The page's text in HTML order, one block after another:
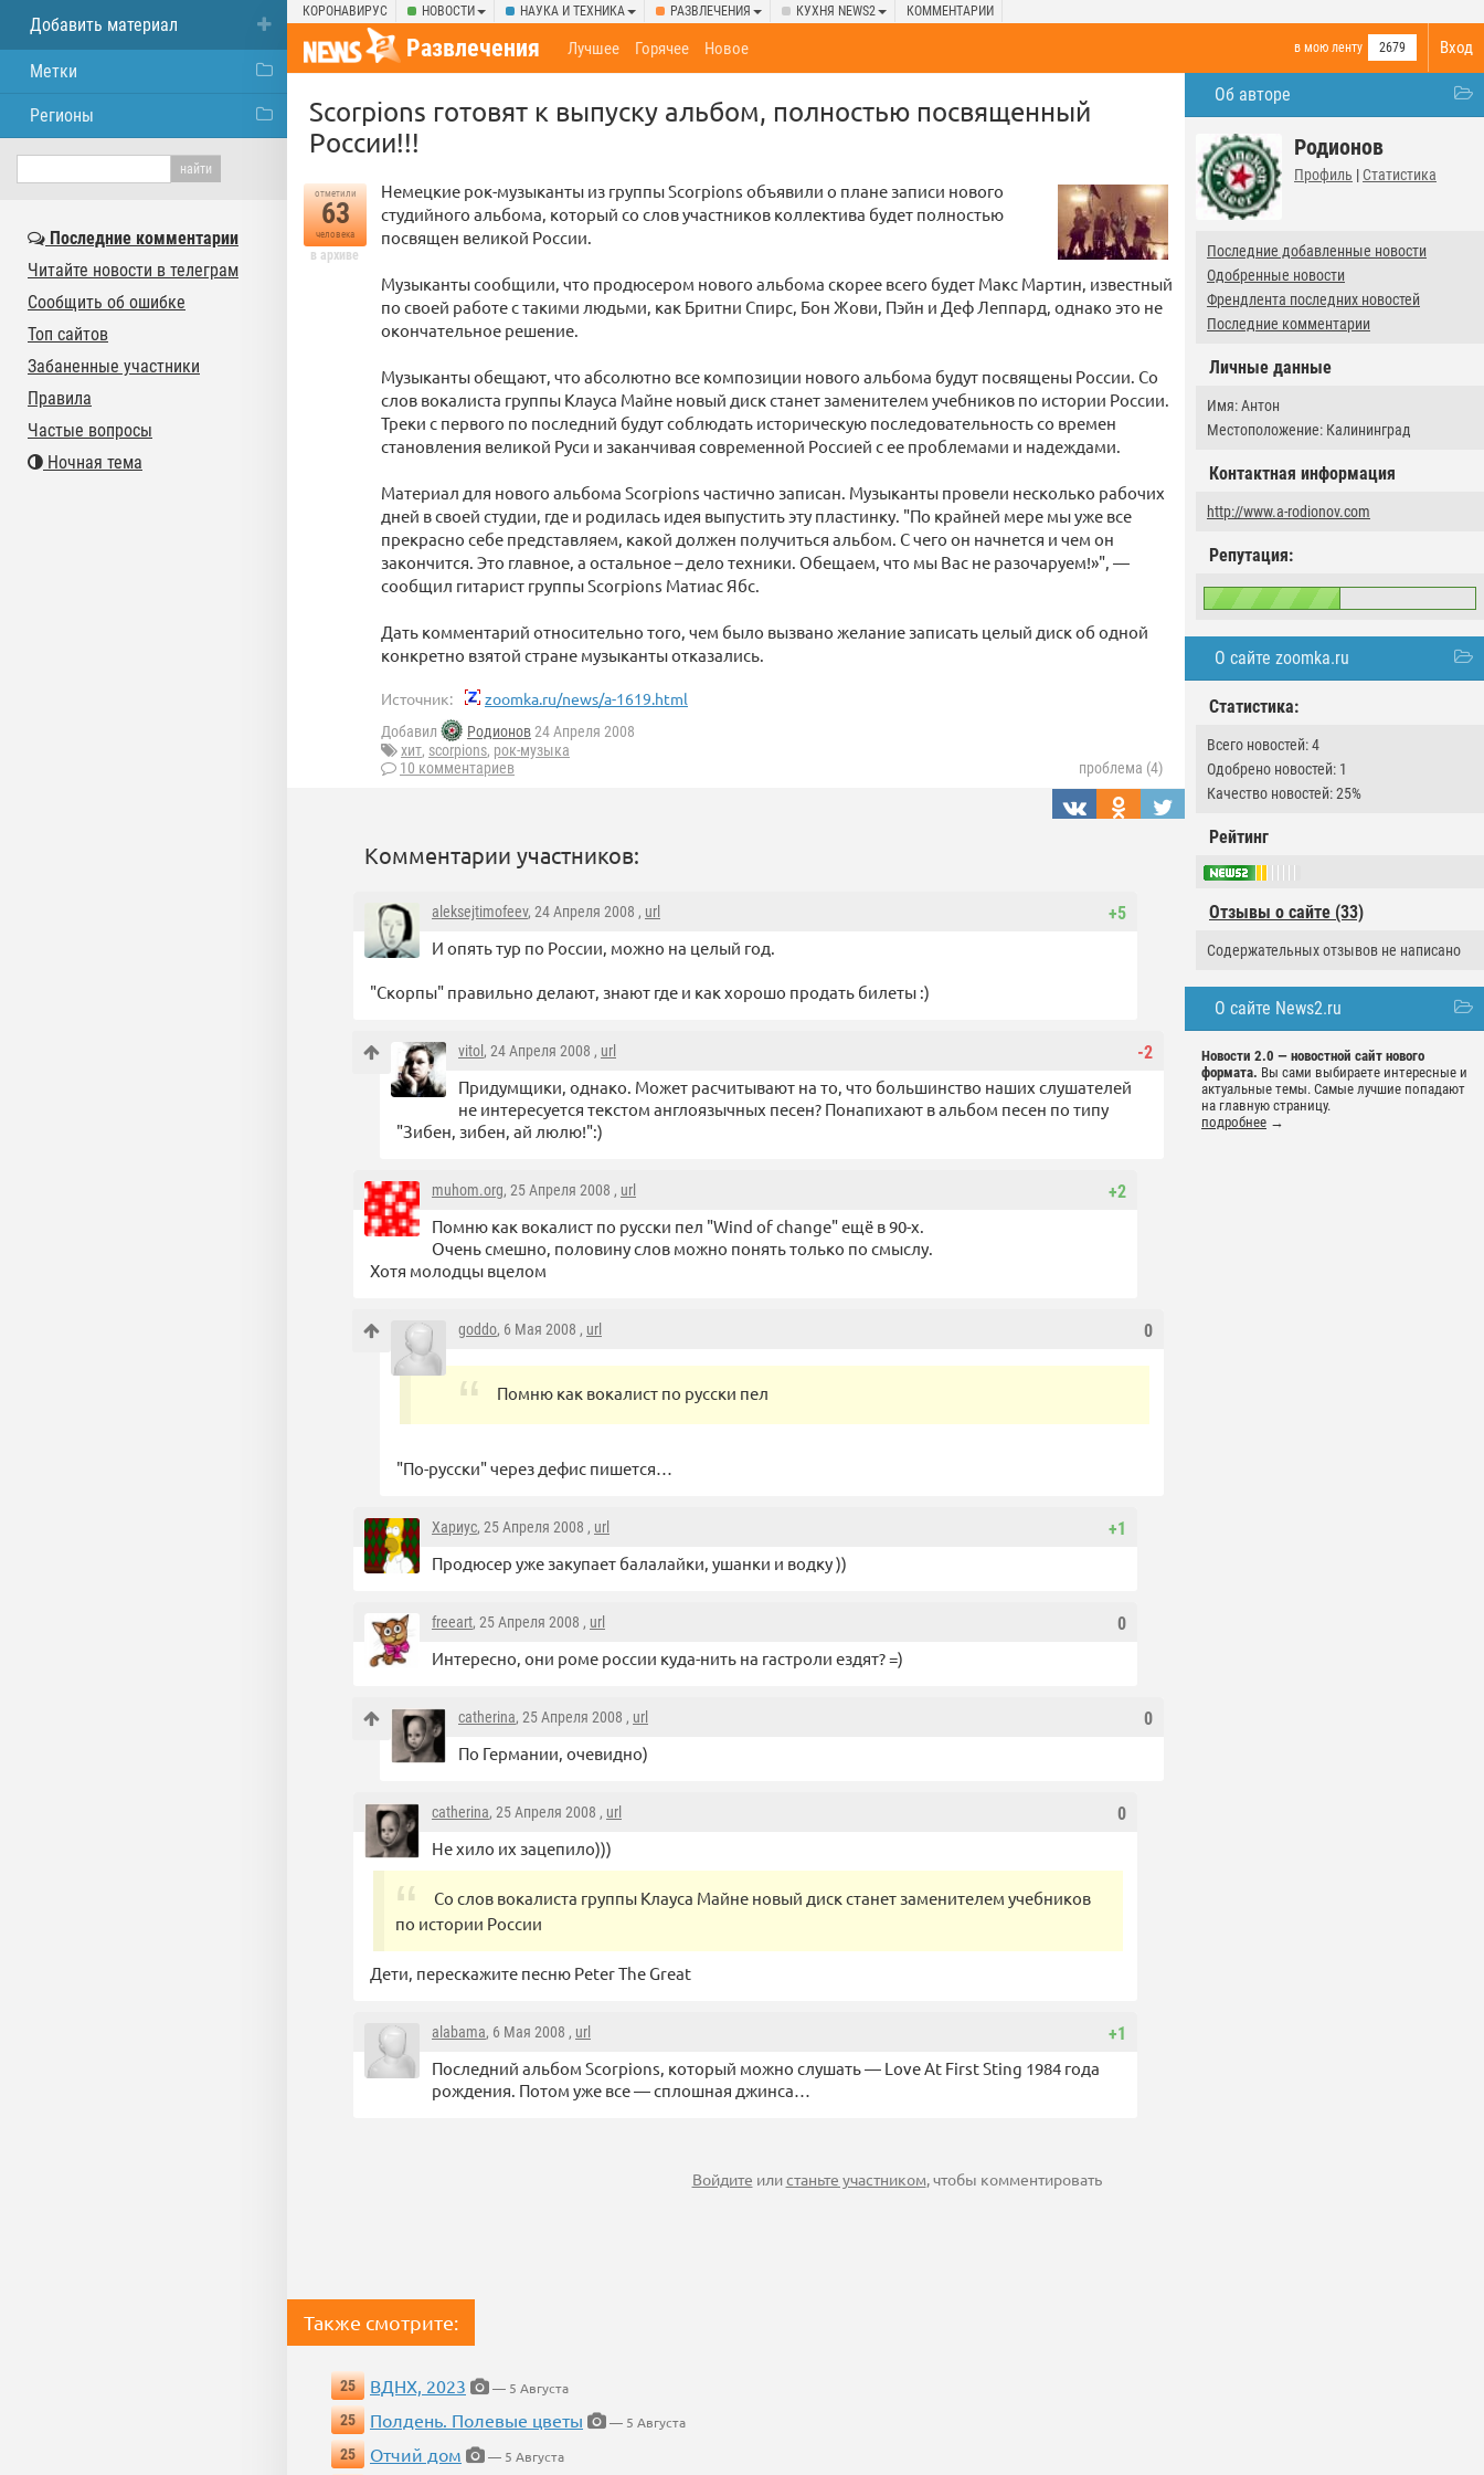
КОРОНАВИРУС НОВОСТИ НАУКА И ТЕХНИКА РАЗВЛЕЧЕНИЯ КУХНЯ NEWS2 КОММЕНТАРИИ
Вход
Развлечения в мою ленту 2679
Лучшее Горячее Новое
Об авторе
Родионов
Профиль | Статистика
Последние добавленные новости
Одобренные новости
Френдлента последних новостей
Последние комментарии
Личные данные
Имя: Антон
Местоположение: Калининград
Контактная информация
http://www.a-rodionov.com
Репутация:
О сайте zoomka.ru
Статистика:
Всего новостей: 4
Одобрено новостей: 1
Качество новостей: 25%
Рейтинг
Отзывы о сайте (33)
Содержательных отзывов не написано
О сайте News2.ru
Новости 2.0 — новостной сайт нового
формата. Вы сами выбираете интересные и
актуальные темы. Самые лучшие попадают
на главную страницу.
подробнее →
Scorpions готовят к выпуску альбом, полностью посвященный
России!!!
отметили
63
человека
в архиве
Немецкие рок-музыканты из группы Scorpions объявили о плане записи нового
студийного альбома, который со слов участников коллектива будет полностью
посвящен великой России.
Музыканты сообщили, что продюсером нового альбома скорее всего будет Макс Мартин, известный
по своей работе с такими людьми, как Бритни Спирс, Бон Жови, Пэйн и Деф Леппард, однако это не
окончательное решение.
Музыканты обещают, что абсолютно все композиции нового альбома будут посвящены России. Со
слов вокалиста группы Клауса Майне новый диск станет заменителем учебников по истории России.
Треки с первого по последний будут соблюдать историческую последовательность со времен
становления великой Руси и заканчивая современной Россией с ее проблемами и надеждами.
Материал для нового альбома Scorpions частично записан. Музыканты провели несколько рабочих
дней в своей студии, где и родилась идея выпустить эту пластинку. "По крайней мере мы уже все
прекрасно себе представляем, какой должен получиться альбом. С чего он начнется и чем он
закончится. Это главное, а остальное – дело техники. Обещаем, что мы Вас не разочаруем!»", —
сообщил гитарист группы Scorpions Матиас Ябс.
Дать комментарий относительно того, чем было вызвано желание записать целый диск об одной
конкретно взятой стране музыканты отказались.
Источник: zoomka.ru/news/a-1619.html
Добавил Родионов24 Апреля 2008
хит, scorpions, рок-музыка
10 комментариев
проблема (4)
Комментарии участников:
+5
aleksejtimofeev, 24 Апреля 2008 , url
И опять тур по России, можно на целый год.
"Скорпы" правильно делают, знают где и как хорошо продать билеты :)
-2
vitol , 24 Апреля 2008 , url
Придумщики, однако. Может расчитывают на то, что большинство наших слушателей
не интересуется текстом англоязычных песен? Понапихают в альбом песен по типу
"Зибен, зибен, ай люлю!":)
+2
muhom.org, 25 Апреля 2008 , url
Помню как вокалист по русски пел "Wind of change" ещё в 90-х.
Очень смешно, половину слов можно понять только по смыслу.
Хотя молодцы вцелом
0
goddo, 6 Мая 2008 , url
Помню как вокалист по русски пел
"По-русски" через дефис пишется…
+1
Хариус, 25 Апреля 2008 , url
Продюсер уже закупает балалайки, ушанки и водку ))
0
freeart, 25 Апреля 2008 , url
Интересно, они роме россии куда-нить на гастроли ездят? =)
0
catherina, 25 Апреля 2008 , url
По Германии, очевидно)
0
catherina, 25 Апреля 2008 , url
Не хило их зацепило)))
Со слов вокалиста группы Клауса Майне новый диск станет заменителем учебников
по истории России
Дети, перескажите песню Peter The Great
+1
alabama, 6 Мая 2008 , url
Последний альбом Scorpions, который можно слушать — Love At First Sting 1984 года
рождения. Потом уже все — сплошная джинса…
Войдите илистаньте участником, чтобы комментировать
Также смотрите:
25 ВДНХ, 2023
— 5 Августа
25
Полдень. Полевые цветы
— 5 Августа
25
Отчий дом — 5 Августа
Добавить материал
Метки
Регионы
Последние комментарии
Читайте новости в телеграм
Сообщить об ошибке
Топ сайтов
Забаненные участники
Правила
Частые вопросы
Ночная тема